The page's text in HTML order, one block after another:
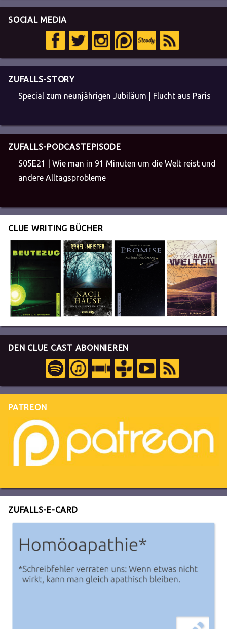
SOCIAL MEDIA
ZUFALLS-STORY
Special zum neunjährigen Jubiläum | Flucht aus Paris
ZUFALLS-PODCASTEPISODE
S05E21 | Wie man in 91 Minuten um die Welt reist und
andere Alltagsprobleme
CLUE WRITING BÜCHER
DEN CLUE CAST ABONNIEREN
PATREON
ZUFALLS-E-CARD